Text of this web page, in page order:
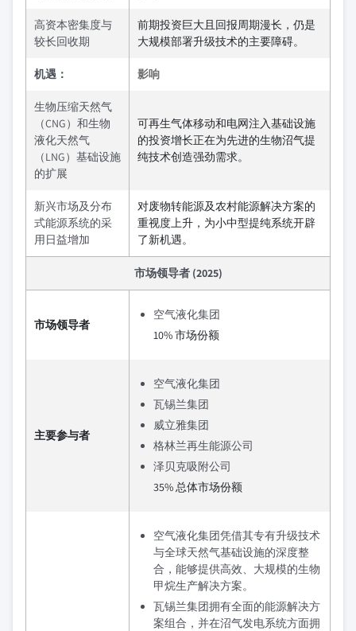
高资本密集度与
较长回收期
前期投资巨大且回报周期漫长，仍是
大规模部署升级技术的主要障碍。
机遇： 影响
生物压缩天然气
（CNG）和生物
液化天然气
（LNG）基础设施
的扩展
可再生气体移动和电网注入基础设施
的投资增长正在为先进的生物沼气提
纯技术创造强劲需求。
新兴市场及分布
式能源系统的采
用日益增加
对废物转能源及农村能源解决方案的
重视度上升，为小中型提纯系统开辟
了新机遇。
市场领导者 (2025)
市场领导者
空气液化集团
10% 市场份额
主要参与者
空气液化集团
瓦锡兰集团
威立雅集团
格林兰再生能源公司
泽贝克吸附公司
35% 总体市场份额
空气液化集团凭借其专有升级技术
与全球天然气基础设施的深度整
合，能够提供高效、大规模的生物
甲烷生产解决方案。
瓦锡兰集团拥有全面的能源解决方
案组合，并在沼气发电系统方面拥